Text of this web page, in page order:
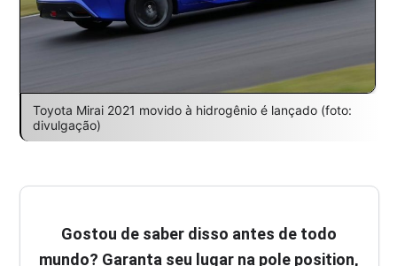
Toyota Mirai 2021 movido à hidrogênio é lançado (foto:
divulgação)
Gostou de saber disso antes de todo
mundo? Garanta seu lugar na pole position,